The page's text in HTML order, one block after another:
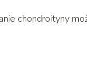
chondroityny